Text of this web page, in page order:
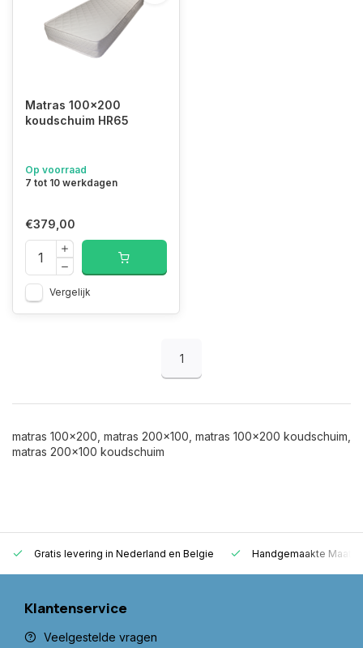
Matras 100x200
koudschuim HR65
Op voorraad
7 tot 10 werkdagen
€379,00
Vergelijk
1
matras 100x200, matras 200x100, matras 100x200 koudschuim,
matras 200x100 koudschuim
Gratis levering in Nederland en Belgie Handgemaakte
Klantenservice
Veelgestelde vragen